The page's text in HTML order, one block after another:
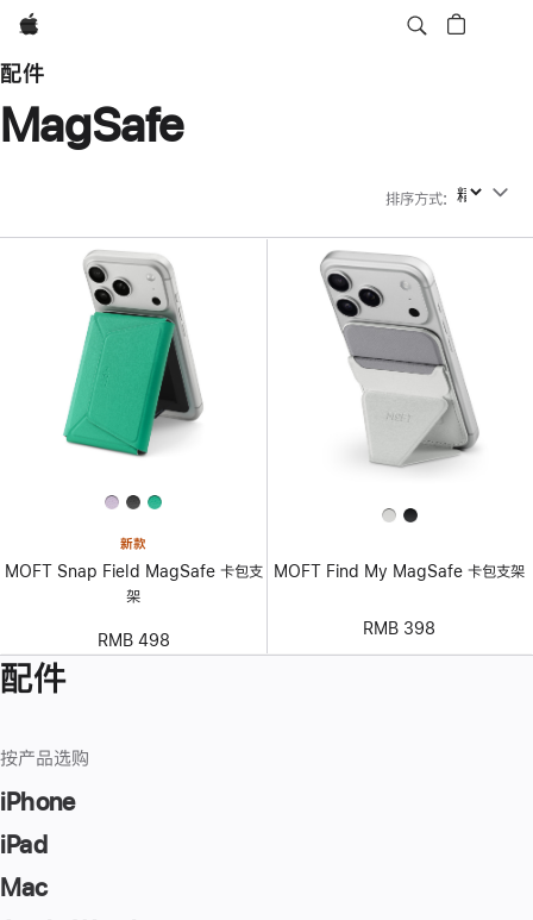
Apple
配件
MagSafe
排序方式: 排序方式
新款
MOFT Snap Field MagSafe 卡包支
架
RMB 498
MOFT Find My MagSafe 卡包支架
RMB 398
配件
按产品选购
iPhone
iPad
Mac